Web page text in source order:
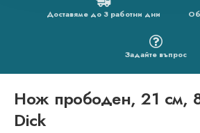
Доставяме до 3 работни дни
Задайте въпрос
Нож прободен, 21 см,
Dick